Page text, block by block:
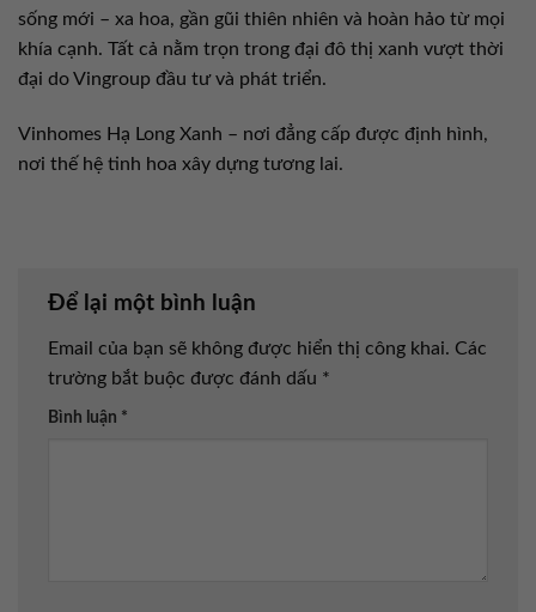
sống mới – xa hoa, gần gũi thiên nhiên và hoàn hảo từ mọi
khía cạnh. Tất cả nằm trọn trong đại đô thị xanh vượt thời
đại do Vingroup đầu tư và phát triển.
Vinhomes Hạ Long Xanh – nơi đẳng cấp được định hình,
nơi thế hệ tinh hoa xây dựng tương lai.
Để lại một bình luận
Email của bạn sẽ không được hiển thị công khai. Các
trường bắt buộc được đánh dấu *
Bình luận *